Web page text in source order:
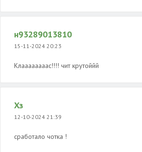
н93289013810
15-11-2024 20:23
Клаааааааас!!!! чит крутоййй
Хз
12-10-2024 21:39
сработало чотка !